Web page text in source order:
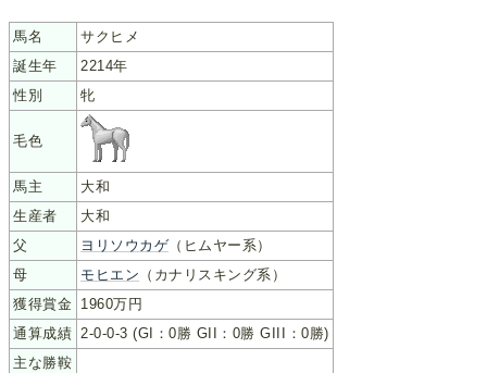
馬名
サクヒメ
誕生年
2214年
性別
牝
毛色
馬主
大和
生産者
大和
父
ヨリソウカゲ（ヒムヤー系）
母
モヒエン （カナリスキング系）
獲得賞金 1960万円
通算成績 2-0-0-3 (GI：0勝 GII：0勝 GIII：0勝)
主な勝鞍